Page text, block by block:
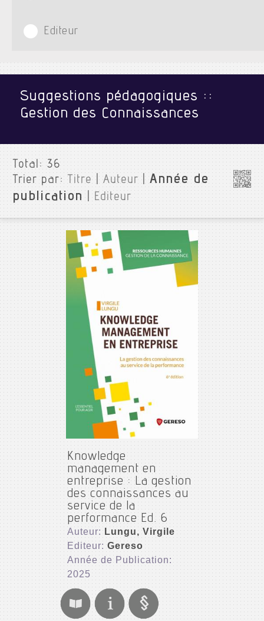
Editeur
Suggestions pédagogiques ::
Gestion des Connaissances
Total:36
Trier par:Titre|Auteur |Année de
publication | Editeur
Knowledge
management en
entreprise : La gestion
des connaissances au
service de la
performance Ed. 6
Auteur: Lungu, Virgile
Editeur:Gereso
Année de Publication:
2025